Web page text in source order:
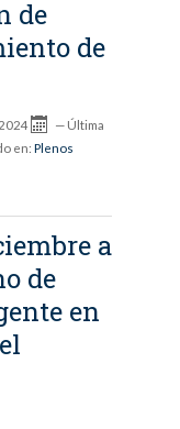
de
de
— Última
en: Plenos
a
de
en